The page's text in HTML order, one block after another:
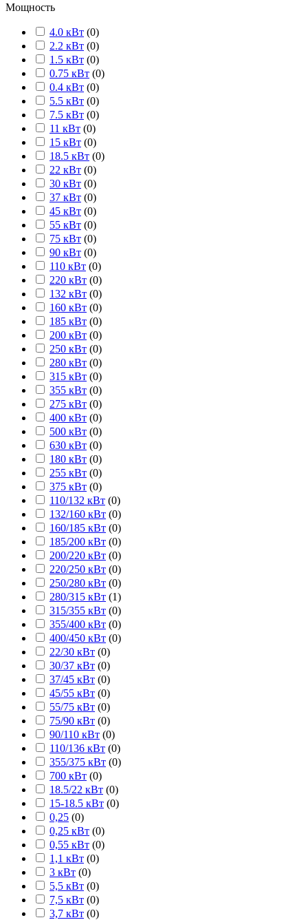
Мощность
4.0 кВт (0)
2.2 кВт (0)
1.5 кВт (0)
0.75 кВт (0)
0.4 кВт (0)
5.5 кВт (0)
7.5 кВт (0)
11 кВт (0)
15 кВт (0)
18.5 кВт (0)
22 кВт (0)
30 кВт (0)
37 кВт (0)
45 кВт (0)
55 кВт (0)
75 кВт (0)
90 кВт (0)
110 кВт (0)
220 кВт (0)
132 кВт (0)
160 кВт (0)
185 кВт (0)
200 кВт (0)
250 кВт (0)
280 кВт (0)
315 кВт (0)
355 кВт (0)
275 кВт (0)
400 кВт (0)
500 кВт (0)
630 кВт (0)
180 кВт (0)
255 кВт (0)
375 кВт (0)
110/132 кВт (0)
132/160 кВт (0)
160/185 кВт (0)
185/200 кВт (0)
200/220 кВт (0)
220/250 кВт (0)
250/280 кВт (0)
280/315 кВт (1)
315/355 кВт (0)
355/400 кВт (0)
400/450 кВт (0)
22/30 кВт (0)
30/37 кВт (0)
37/45 кВт (0)
45/55 кВт (0)
55/75 кВт (0)
75/90 кВт (0)
90/110 кВт (0)
110/136 кВт (0)
355/375 кВт (0)
700 кВт (0)
18.5/22 кВт (0)
15-18.5 кВт (0)
0,25 (0)
0,25 кВт (0)
0,55 кВт (0)
1,1 кВт (0)
3 кВт (0)
5,5 кВт (0)
7,5 кВт (0)
3,7 кВт (0)